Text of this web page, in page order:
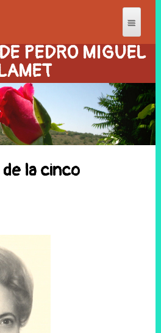
PEDRO MIGUEL
la cinco